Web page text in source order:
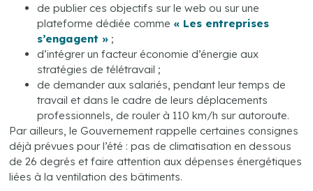
de publier ces objectifs sur le web ou sur une
plateforme dédiée comme « Les entreprises
s’engagent » ;
d’intégrer un facteur économie d’énergie aux
stratégies de télétravail ;
de demander aux salariés, pendant leur temps de
travail et dans le cadre de leurs déplacements
professionnels, de rouler à 110 km/h sur autoroute.
Par ailleurs, le Gouvernement rappelle certaines consignes
déjà prévues pour l’été : pas de climatisation en dessous
de 26 degrés et faire attention aux dépenses énergétiques
liées à la ventilation des bâtiments.